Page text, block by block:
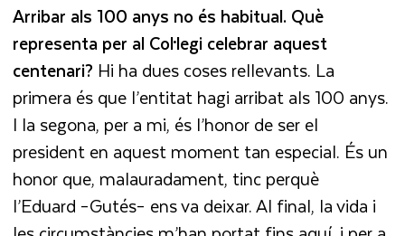
Arribar als 100 anys no és habitual. Què
representa per al Col·legi celebrar aquest
centenari? Hi ha dues coses rellevants. La
primera és que l’entitat hagi arribat als 100 anys.
I la segona, per a mi, és l’honor de ser el
president en aquest moment tan especial. És un
honor que, malauradament, tinc perquè
l’Eduard –Gutés– ens va deixar. Al final, la vida i